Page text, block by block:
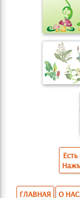
ГЛАВНАЯ О НАС